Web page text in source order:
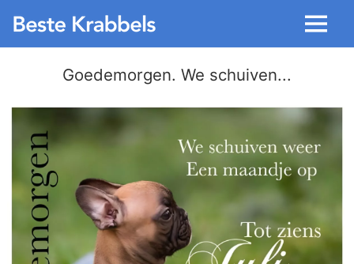
Menu
Goedemorgen. We schuiven...